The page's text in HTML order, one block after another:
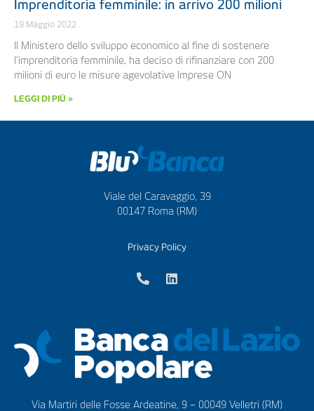
Imprenditoria femminile: in arrivo 200 milioni
19 Maggio 2022
Il Ministero dello sviluppo economico al fine di sostenere
l’imprenditoria femminile, ha deciso di rifinanziare con 200
milioni di euro le misure agevolative Imprese ON
LEGGI DI PIÙ »
Viale del Caravaggio, 39
00147 Roma (RM)
Privacy Policy
Via Martiri delle Fosse Ardeatine, 9 – 00049 Velletri (RM)